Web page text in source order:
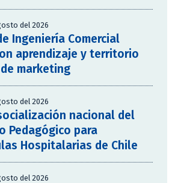
del 2026
Ingeniería Comercial
aprendizaje y territorio
marketing
del 2026
nacional del
Pedagógico para
Hospitalarias de Chile
del 2026